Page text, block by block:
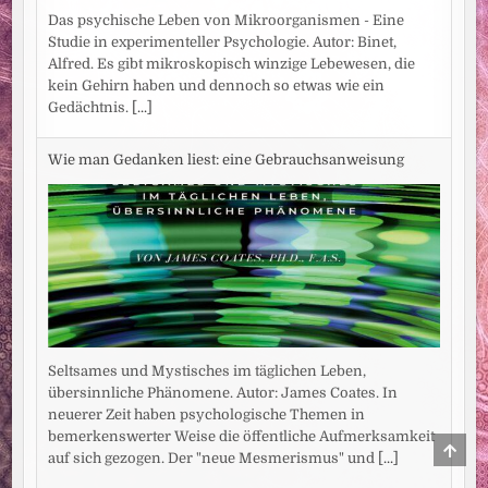
Das psychische Leben von Mikroorganismen - Eine
Studie in experimenteller Psychologie. Autor: Binet,
Alfred. Es gibt mikroskopisch winzige Lebewesen, die
kein Gehirn haben und dennoch so etwas wie ein
Gedächtnis. [...]
Wie man Gedanken liest: eine Gebrauchsanweisung
Seltsames und Mystisches im täglichen Leben,
übersinnliche Phänomene. Autor: James Coates. In
neuerer Zeit haben psychologische Themen in
bemerkenswerter Weise die öffentliche Aufmerksamkeit
auf sich gezogen. Der "neue Mesmerismus" und [...] TO
TOP